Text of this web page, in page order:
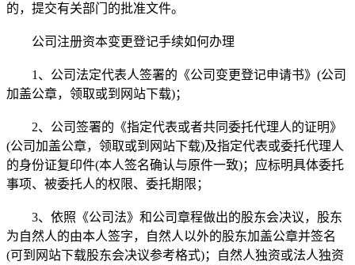
的，提交有关部门的批准文件。
公司注册资本变更登记手续如何办理
1、公司法定代表人签署的《公司变更登记申请书》(公司
加盖公章，领取或到网站下载)；
2、公司签署的《指定代表或者共同委托代理人的证明》
(公司加盖公章，领取或到网站下载)及指定代表或委托代理人
的身份证复印件(本人签名确认与原件一致)；应标明具体委托
事项、被委托人的权限、委托期限；
3、依照《公司法》和公司章程做出的股东会决议，股东
为自然人的由本人签字，自然人以外的股东加盖公章并签名
(可到网站下载股东会决议参考格式)；自然人独资或法人独资